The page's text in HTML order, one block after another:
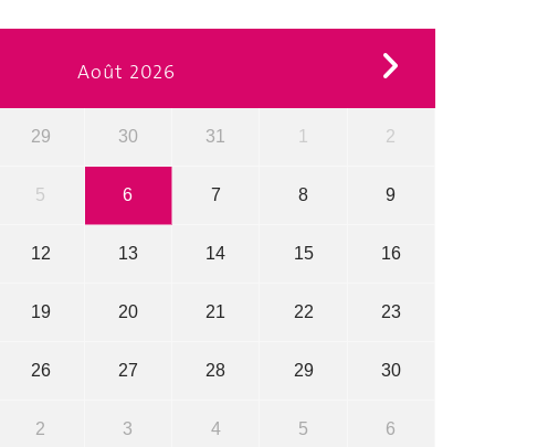
Août 2026
29 30 31 1 2
5 6 7 8 9
12 13 14 15 16
19 20 21 22 23
26 27 28 29 30
2 3 4 5 6